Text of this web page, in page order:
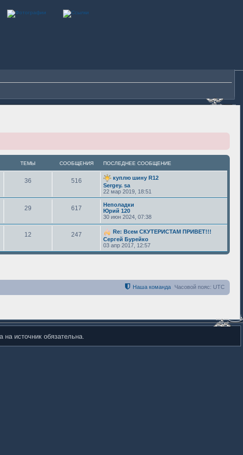
ТЕМЫ СООБЩЕНИЯ ПОСЛЕДНЕЕ СООБЩЕНИЕ
36 516
куплю шину R12
Sergey. sa
22 мар 2019, 18:51
29 617
Неполадки
Юрий 120
30 июн 2024, 07:38
12 247
Re: Всем СКУТЕРИСТАМ ПРИВЕТ!!!
Сергей Бурейко
03 апр 2017, 12:57
Часовой пояс: UTC
Наша команда
источник обязательна.